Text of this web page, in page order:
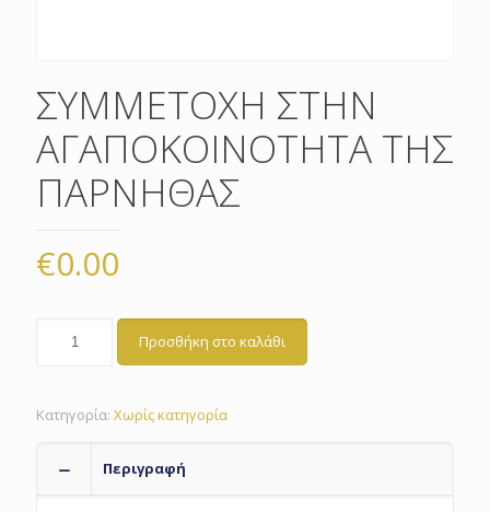
ΣΥΜΜΕΤΟΧΗ ΣΤΗΝ
ΑΓΑΠΟΚΟΙΝΟΤΗΤΑ ΤΗΣ
ΠΑΡΝΗΘΑΣ
€0.00
Προσθήκη στο καλάθι
Κατηγορία: Χωρίς κατηγορία
Περιγραφή